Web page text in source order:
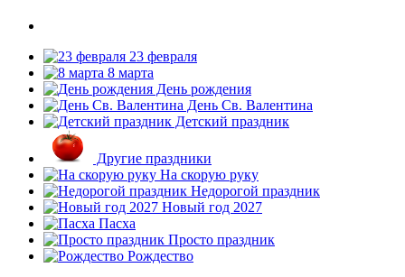
23 февраля
8 марта
День рождения
День Св. Валентина
Детский праздник
Другие праздники
На скорую руку
Недорогой праздник
Новый год 2027
Пасха
Просто праздник
Рождество